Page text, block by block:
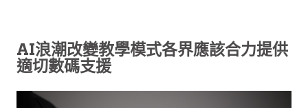
AI浪潮改變教學模式各界應該合力提供
適切數碼支援